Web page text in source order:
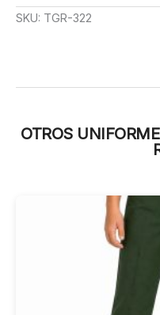
logo
Milagro
SKU: TGR-322
OTROS